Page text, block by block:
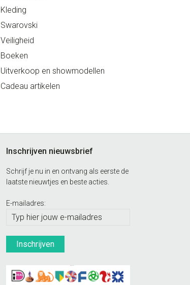
Kleding
Swarovski
Veiligheid
Boeken
Uitverkoop en showmodellen
Cadeau artikelen
Inschrijven nieuwsbrief
Schrijf je nu in en ontvang als eerste de
laatste nieuwtjes en beste acties.
E-mailadres: